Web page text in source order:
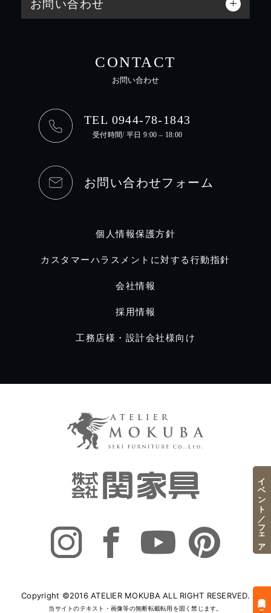
お問い合わせ
CONTACT
お問い合わせ
TEL 0944-78-1843
受付時間/ 平日 9:00 – 18:00
お問い合わせフォーム
個人情報保護方針
カスタマーハラスメントに対する行動指針
会社情報
採用情報
工務店様・設計会社様向け
Copyright ©2016 ATELIER MOKUBA ALL RIGHT RESERVED.
当サイトのテキスト・画像等の無断転載転用を固く禁じます。
イベント／フェア